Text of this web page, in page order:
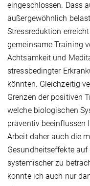
eingeschlossen. Dass
außergewöhnlich
Stressreduktion
gemeinsame Training
Achtsamkeit und
stressbedingter
könnten. Gleichzeitig
Grenzen der positiven
welche biologischen
präventiv beeinflussen
Arbeit daher auch die
Gesundheitseffekte
systemischer zu
konnte ich auch nur